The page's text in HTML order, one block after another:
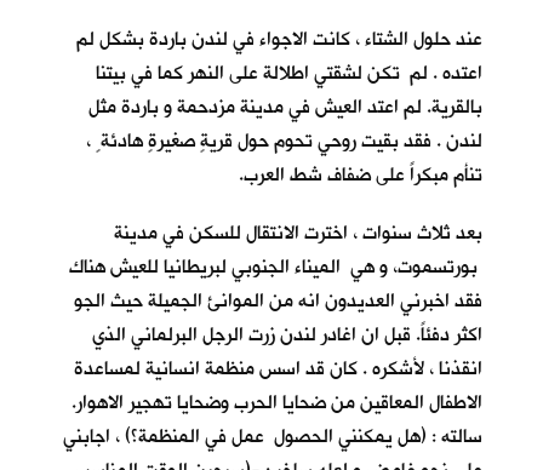
عند حلول الشتاء ، كانت الاجواء في لندن باردة بشكل لم
اعتده . لم تكن لشقتي اطلالة على النهر كما في بيتنا
بالقرية. لم اعتد العيش في مدينة مزدحمة و باردة مثل
لندن . فقد بقيت روحي تحوم حول قريةٍ صغيرةٍ هادئة ٍ ،
تنأم مبكراً على ضفاف شط العرب.
بعد ثلاث سنوات ، اخترت الانتقال للسكن في مدينة
بورتسموت، و هي الميناء الجنوبي لبريطانيا للعيش هناك
فقد اخبرني العديدون انه من الموانئ الجميلة حيث الجو
اكثر دفئاً. قبل ان اغادر لندن زرت الرجل البرلماني الذي
انقذنا ، لأشكره . كان قد اسس منظمة انسانية لمساعدة
الاطفال المعاقين من ضحايا الحرب وضحايا تهجير الاهوار.
سالته : (هل يمكنني الحصول عمل في المنظمة؟) ، اجابني